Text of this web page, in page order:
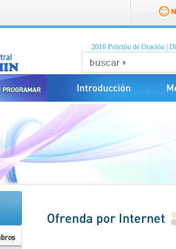
2016 Petición de Oración